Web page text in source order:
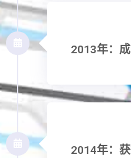
2013年：
2014年：